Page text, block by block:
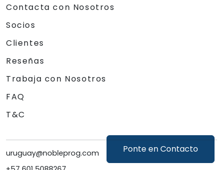
Ponte en Contacto
Contacta con Nosotros
Socios
Clientes
Reseñas
Trabaja con Nosotros
FAQ
T&C
uruguay@nobleprog.com